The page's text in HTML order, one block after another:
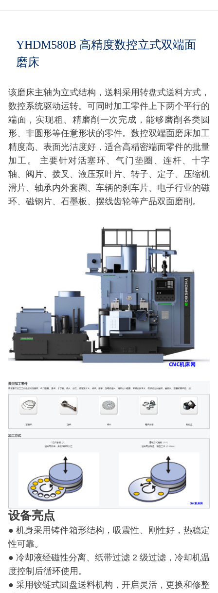
YHDM580B 高精度数控立式双端面
磨床
该磨床主轴为立式结构，送料采用转盘式送料方式，
数控系统驱动运转。可同时加工零件上下两个平行的
端面，实现粗、精磨削一次完成，能够磨削各类圆
形、非圆形等任意形状的零件。数控双端面磨床加工
精度高、表面光洁度好，适合高精密端面零件的批量
加工。 主要针对活塞环、气门垫圈、连杆、十字
轴、阀片、拨叉、液压泵叶片、转子、定子、压缩机
滑片、轴承内外套圈、车辆的刹车片、电子行业的磁
环、磁钢片、石墨板、摆线齿轮等产品双面磨削。
设备亮点
● 机身采用铸件箱形结构，吸震性、刚性好，热稳定
性可靠。
● 冷却液经磁性分离、纸带过滤 2 级过滤，冷却机温
度控制后循环使用。
● 采用铰链式圆盘送料机构，开启灵活，更换和修整